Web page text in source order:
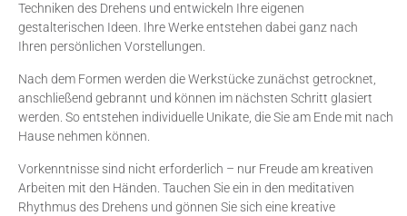
Techniken des Drehens und entwickeln Ihre eigenen
gestalterischen Ideen. Ihre Werke entstehen dabei ganz nach
Ihren persönlichen Vorstellungen.
Nach dem Formen werden die Werkstücke zunächst getrocknet,
anschließend gebrannt und können im nächsten Schritt glasiert
werden. So entstehen individuelle Unikate, die Sie am Ende mit nach
Hause nehmen können.
Vorkenntnisse sind nicht erforderlich – nur Freude am kreativen
Arbeiten mit den Händen. Tauchen Sie ein in den meditativen
Rhythmus des Drehens und gönnen Sie sich eine kreative